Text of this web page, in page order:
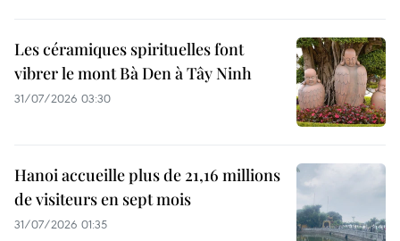
Les céramiques spirituelles font
vibrer le mont Bà Den à Tây Ninh
31/07/2026 03:30
Hanoi accueille plus de 21,16 millions
de visiteurs en sept mois ​
31/07/2026 01:35